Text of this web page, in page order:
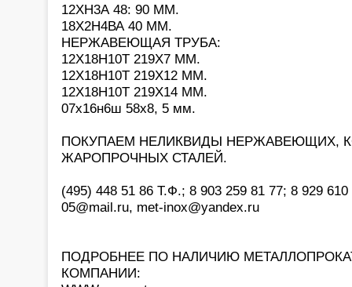
12ХН3А 48: 90 ММ.
18Х2Н4ВА 40 ММ.
НЕРЖАВЕЮЩАЯ ТРУБА:
12Х18Н10Т 219Х7 ММ.
12Х18Н10Т 219Х12 ММ.
12Х18Н10Т 219Х14 ММ.
07х16н6ш 58х8, 5 мм.
ПОКУПАЕМ НЕЛИКВИДЫ НЕРЖАВЕЮЩИХ,
ЖАРОПРОЧНЫХ СТАЛЕЙ.
(495) 448 51 86 Т.Ф.; 8 903 259 81 77; 8 929
05@mail.ru, met-inox@yandex.ru
ПОДРОБНЕЕ ПО НАЛИЧИЮ
КОМПАНИИ: